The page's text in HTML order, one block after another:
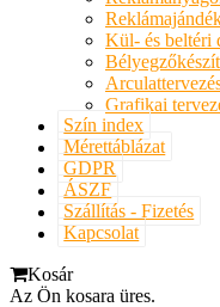
Kül- és beltéri
Grafikai
Szín index
Mérettáblázat
GDPR
ÁSZF
Szállítás - Fizetés
Kapcsolat
Kosár
Az Ön kosara üres.